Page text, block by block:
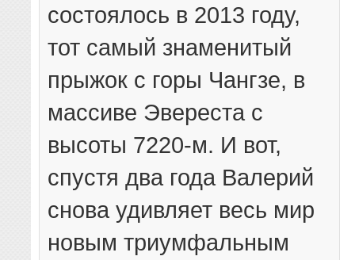
состоялось в 2013 году,
тот самый знаменитый
прыжок с горы Чангзе, в
массиве Эвереста с
высоты 7220-м. И вот,
спустя два года Валерий
снова удивляет весь мир
новым триумфальным